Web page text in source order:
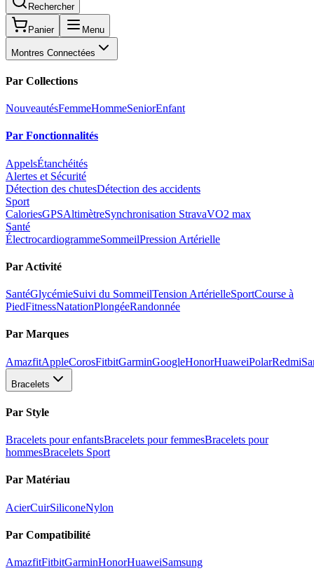
Rechercher
Panier Menu
Montres Connectées
Par Collections
NouveautésFemmeHommeSeniorEnfant
Par Fonctionnalités
AppelsÉtanchéités
Alertes et Sécurité
Détection des chutesDétection des accidents
Sport
CaloriesGPSAltimètreSynchronisation StravaVO2 max
Santé
ÉlectrocardiogrammeSommeilPression Artérielle
Par Activité
SantéGlycémieSuivi du SommeilTension ArtérielleSportCourse à
PiedFitnessNatationPlongéeRandonnée
Par Marques
AmazfitAppleCorosFitbitGarminGoogleHonorHuaweiPolarRedmi
Bracelets
Par Style
Bracelets pour enfantsBracelets pour femmesBracelets pour
hommesBracelets Sport
Par Matériau
AcierCuirSiliconeNylon
Par Compatibilité
AmazfitFitbitGarminHonorHuaweiSamsung